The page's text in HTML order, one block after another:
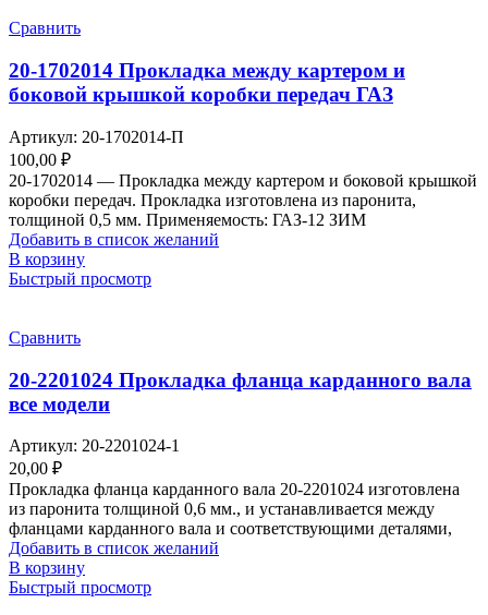
Сравнить
20-1702014 Прокладка между картером и
боковой крышкой коробки передач ГАЗ
Артикул: 20-1702014-П
100,00 ₽
20-1702014 — Прокладка между картером и боковой крышкой
коробки передач. Прокладка изготовлена из паронита,
толщиной 0,5 мм. Применяемость: ГАЗ-12 ЗИМ
Добавить в список желаний
В корзину
Быстрый просмотр
Сравнить
20-2201024 Прокладка фланца карданного вала
все модели
Артикул: 20-2201024-1
20,00 ₽
Прокладка фланца карданного вала 20-2201024 изготовлена
из паронита толщиной 0,6 мм., и устанавливается между
фланцами карданного вала и соответствующими деталями,
Добавить в список желаний
В корзину
Быстрый просмотр